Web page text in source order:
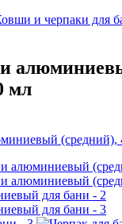
и черпаки для
мл